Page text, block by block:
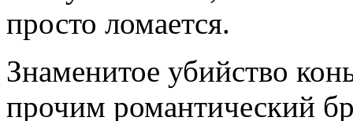
просто ломается.
Знаменитое убийство
прочим романтический